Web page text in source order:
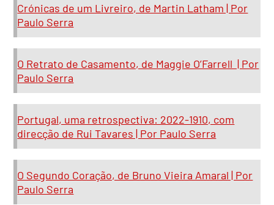
Crónicas de um Livreiro, de Martin Latham | Por
Paulo Serra
O Retrato de Casamento, de Maggie O’Farrell | Por
Paulo Serra
Portugal, uma retrospectiva: 2022-1910, com
direcção de Rui Tavares | Por Paulo Serra
O Segundo Coração, de Bruno Vieira Amaral | Por
Paulo Serra